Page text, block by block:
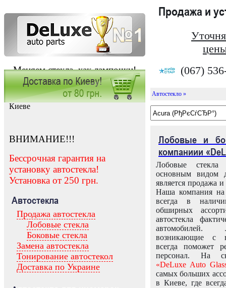
Меняем стекла, как лампочки!
Продажа и
(067)
Заказать установку автостекла в
Киеве
ВНИМАНИЕ!!!
Бессрочная гарантия на
установку автостекла!
Установка от 250 грн.
Автостекла
Продажа автостекла
Лобовые стекла
Боковые стекла
Замена автостекла
Тонирование автостекол
Доставка по Украине
Автостекло »
Лобовые и
компаниии
Лобовые
основным видом
является продажа и
Наша компания на
всегда в
обширных
автостекла
возникающие с
всегда поможет
персонал. На
«DeLuxe Auto
самых больших
в Киеве, где